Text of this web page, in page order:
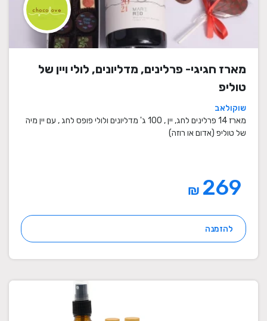
מארז חגיגי- פרלינים, מדליונים, לולי ויין של
טוליפ
שוקולאב
מארז 14 פרלינים לחג, יין , 100 ג' מדליונים ולולי פופס לחג , עם יין מיה
של טוליפ (אדום או רוזה)
₪
להזמנה